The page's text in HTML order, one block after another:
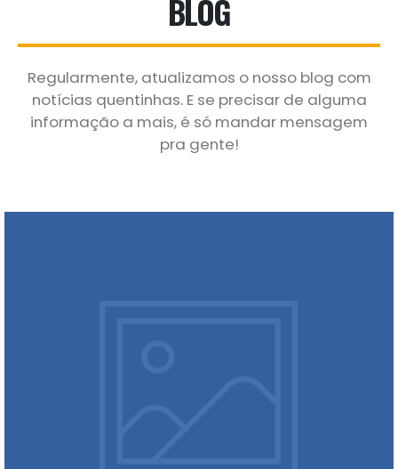
informação a mais, é só mandar mensagem
pra gente!